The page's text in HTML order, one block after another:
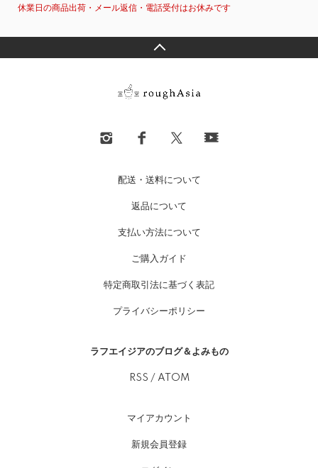
休業日の商品出荷・メール返信・電話受付はお休みです
配送・送料について
返品について
支払い方法について
ご購入ガイド
特定商取引法に基づく表記
プライバシーポリシー
ラフエイジアのブログ＆よみもの
RSS / ATOM
マイアカウント
新規会員登録